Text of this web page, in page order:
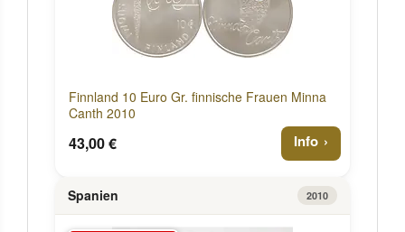
Finnland 10 Euro Gr. finnische Frauen Minna
Canth 2010
43,00 € Info
Spanien 2010